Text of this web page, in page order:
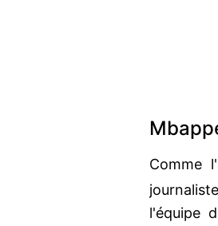
Comme
journaliste
l'équipe